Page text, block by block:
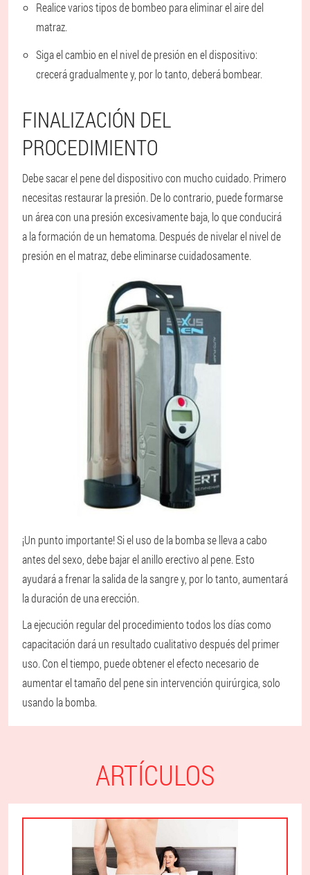
Realice varios tipos de bombeo para eliminar el aire del
matraz.
Siga el cambio en el nivel de presión en el dispositivo:
crecerá gradualmente y, por lo tanto, deberá bombear.
FINALIZACIÓN DEL
PROCEDIMIENTO
Debe sacar el pene del dispositivo con mucho cuidado. Primero
necesitas restaurar la presión. De lo contrario, puede formarse
un área con una presión excesivamente baja, lo que conducirá
a la formación de un hematoma. Después de nivelar el nivel de
presión en el matraz, debe eliminarse cuidadosamente.
¡Un punto importante! Si el uso de la bomba se lleva a cabo
antes del sexo, debe bajar el anillo erectivo al pene. Esto
ayudará a frenar la salida de la sangre y, por lo tanto, aumentará
la duración de una erección.
La ejecución regular del procedimiento todos los días como
capacitación dará un resultado cualitativo después del primer
uso. Con el tiempo, puede obtener el efecto necesario de
aumentar el tamaño del pene sin intervención quirúrgica, solo
usando la bomba.
ARTÍCULOS